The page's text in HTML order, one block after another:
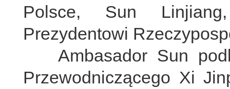
Polsce, Sun
Prezydentowi
Ambasador Sun
Przewodniczącego Xi